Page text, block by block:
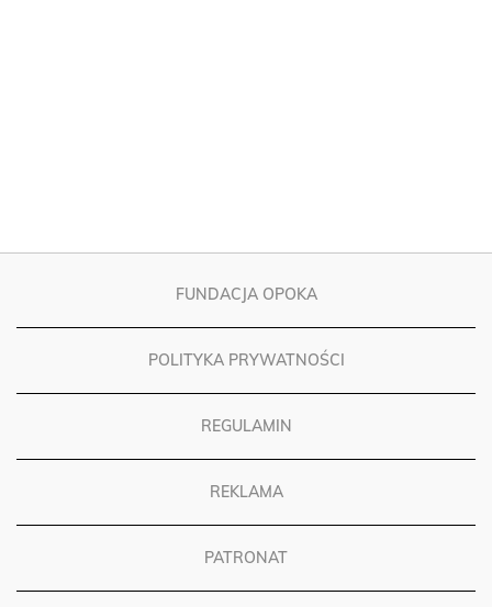
FUNDACJA OPOKA
POLITYKA PRYWATNOŚCI
REGULAMIN
REKLAMA
PATRONAT